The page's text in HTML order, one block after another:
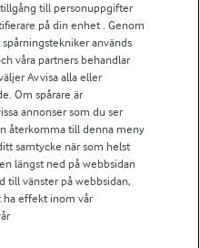
till personuppgifter
på din enhet . Genom
används
våra partners behandlar
Avvisa alla eller
Om spårare är
annonser som du ser
återkomma till denna meny
samtycke när som helst
längst ned på webbsidan
till vänster på webbsidan,
ha effekt inom vår